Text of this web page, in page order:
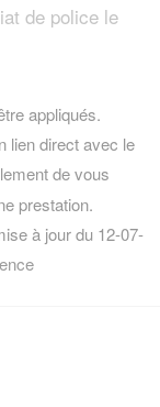
de police le
appliqués.
lien direct avec le
de vous
prestation.
à jour du 12-07-